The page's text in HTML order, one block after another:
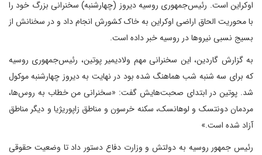
اوکراین است. رئیس‌جمهوری روسیه دیروز (چهارشنبه) سخنرانی بزرگ خود را
با محوریت الحاق اراضی اوکراین به خاک کشورش انجام داد و در سخنانش از
بسیج نسبی نیروها در روسیه خبر داده است.
به گزارش گاردین، این سخنرانی مهم ولادیمیر پوتین، رئیس‌جمهوری روسیه
که برای سه شنبه شب هماهنگ شده بود در نهایت به دیروز چهارشنبه موکول
شد. پوتین در ابتدای صحبت‌هایش گفت: «سخنرانی من خطاب به روس‌ها،
مردمان دونتسک و لوهانسک، سکنه خرسون و مناطق زاپوریژیا و دیگر مناطق
آزاد شده است.»
رئیس جمهور روسیه به دولتش و وزارت دفاع دستور داد تا وضعیت حقوقی